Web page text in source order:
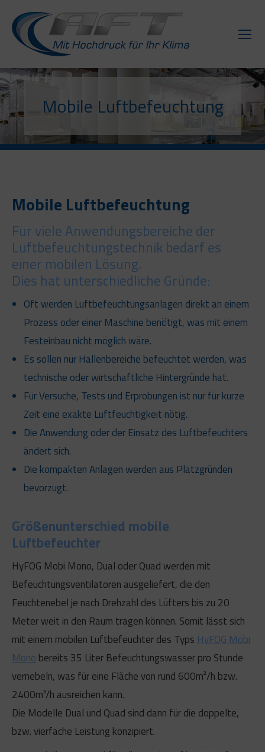
Mobile Luftbefeuchtung
Mobile Luftbefeuchtung
Für viele Anwendungsbereiche der
Luftbefeuchtungstechnik bedarf es
einer mobilen Lösung.
Dies hat unterschiedliche Gründe:
Oft werden Luftbefeuchtungsanlagen direkt an einem
Prozess oder einer Maschine benötigt, was mit einem
Festeinbau nicht möglich wäre.
Es sollen nur Hallenbereiche befeuchtet werden, was
technische oder wirtschaftliche Hintergründe hat.
Für Versuche, Tests und Erprobungen ist nur für kurze
Zeit eine exakte Luftfeuchtigkeit nötig.
Die Anwendung oder der Einsatz des Luftbefeuchters
ändert sich.
Die kompakten Anlagen werden aus Platzgründen
bevorzugt.
Größenunterschied mobile
Luftbefeuchter
HyFOG Mobi Mono, Dual oder Quad werden mit
Befeuchtungsventilatoren ausgeliefert, die den
Feuchtenebel je nach Drehzahl des Lüfters bis zu 20
Meter weit in den Raum tragen können. Somit lässt sich
mit einem mobilen Luftbefeuchter des Typs HyFOG Mobi
Mono bereits 35 Liter Befeuchtungswasser pro Stunde
vernebeln, was für eine Fläche von rund 600m²/h bzw.
2400m³/h ausreichen kann.
Die Modelle Dual und Quad sind dann für die doppelte,
bzw. vierfache Leistung konzipiert.